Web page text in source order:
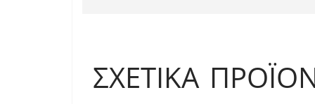
ΣΧΕΤΙΚΆ